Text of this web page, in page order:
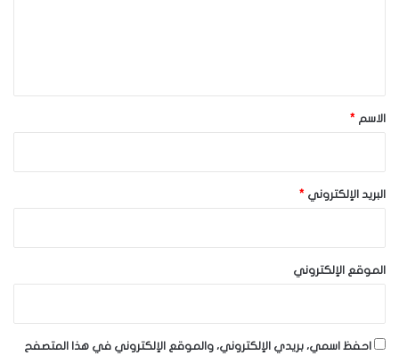
*الاسم *
البريد الإلكتروني *
الموقع الإلكتروني
احفظ اسمي، بريدي الإلكتروني، والموقع الإلكتروني في هذا المتصفح